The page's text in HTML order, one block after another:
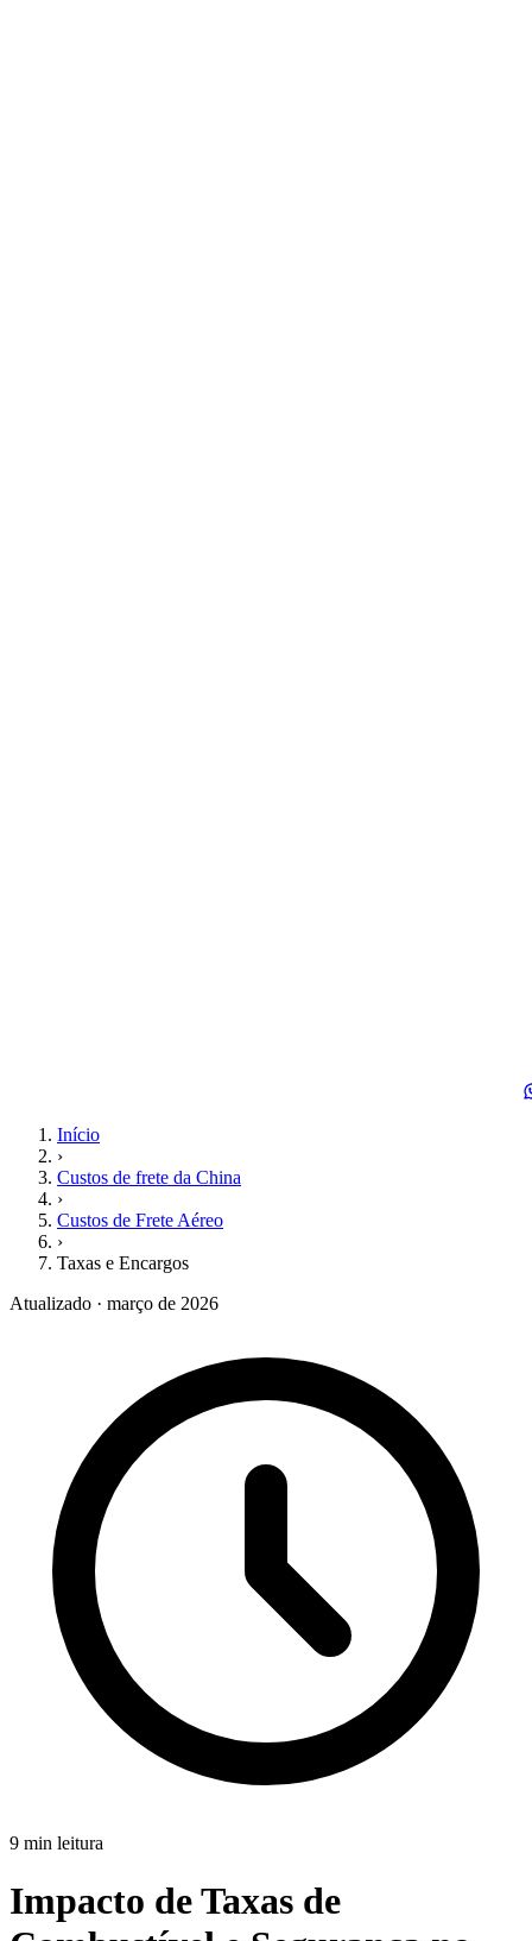
Início
›
Custos de frete da China
›
Custos de Frete Aéreo
›
Taxas e Encargos
Atualizado · março de 2026
9 min leitura
Impacto de Taxas de